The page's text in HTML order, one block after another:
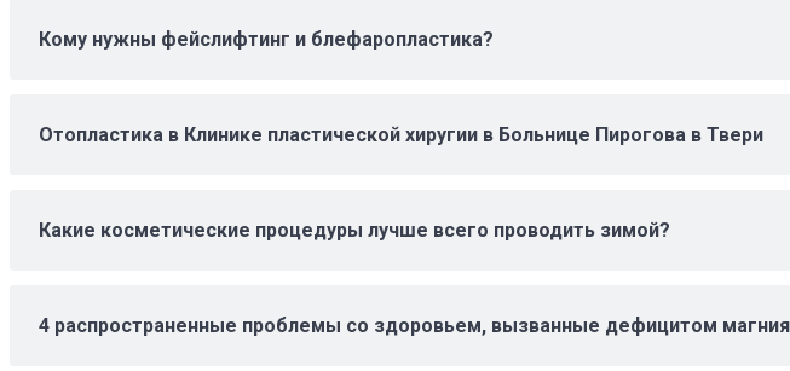
Кому нужны фейслифтинг и блефаропластика?
Отопластика в Клинике пластической хиругии в Больнице Пирогова в Твери
Какие косметические процедуры лучше всего проводить зимой?
4 распространенные проблемы со здоровьем, вызванные дефицитом магния